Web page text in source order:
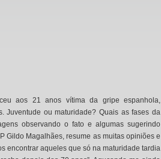
aos 21 anos vítima da gripe espanhola,
Juventude ou maturidade? Quais as fases da
observando o fato e algumas sugerindo
Gildo Magalhães, resume as muitas opiniões e
encontrar aqueles que só na maturidade tardia